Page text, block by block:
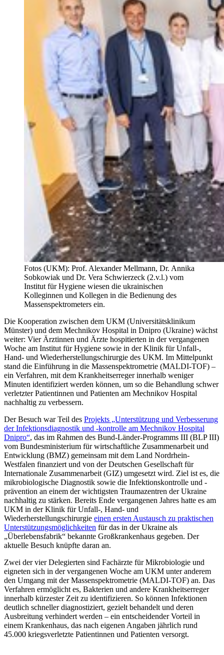
Fotos (UKM): Prof. Alexander Mellmann, Dr. Annika
Sobkowiak und Dr. Vera Schwierzeck (2.v.l.) vom
Institut für Hygiene wiesen die ukrainischen
Kolleginnen und Kollegen in die Bedienung des
Massenspektrometers ein.
Die Kooperation zwischen dem UKM (Universitätsklinikum
Münster) und dem Mechnikov Hospital in Dnipro (Ukraine) wächst
weiter: Vier Ärztinnen und Ärzte hospitierten in der vergangenen
Woche am Institut für Hygiene sowie in der Klinik für Unfall-,
Hand- und Wiederherstellungschirurgie des UKM. Im Mittelpunkt
stand die Einführung in die Massenspektrometrie (MALDI-TOF) –
ein Verfahren, mit dem Krankheitserreger innerhalb weniger
Minuten identifiziert werden können, um so die Behandlung schwer
verletzter Patientinnen und Patienten am Mechnikov Hospital
nachhaltig zu verbessern.
Der Besuch war Teil des Projekts „Unterstützung und Verbesserung
der Infektionsdiagnostik und -kontrolle am Mechnikov Hospital
Dnipro“, das im Rahmen des Bund-Länder-Programms III (BLP III)
vom Bundesministerium für wirtschaftliche Zusammenarbeit und
Entwicklung (BMZ) gemeinsam mit dem Land Nordrhein-
Westfalen finanziert und von der Deutschen Gesellschaft für
Internationale Zusammenarbeit (GIZ) umgesetzt wird. Ziel ist es, die
mikrobiologische Diagnostik sowie die Infektionskontrolle und -
prävention an einem der wichtigsten Traumazentren der Ukraine
nachhaltig zu stärken. Bereits Ende vergangenen Jahres hatte es am
UKM in der Klinik für Unfall-, Hand- und
Wiederherstellungschirurgie einen ersten Austausch zu praktischen
Unterstützungsmöglichkeiten für das in der Ukraine als
„Überlebensfabrik“ bekannte Großkrankenhaus gegeben. Der
aktuelle Besuch knüpfte daran an.
Zwei der vier Delegierten sind Fachärzte für Mikrobiologie und
eigneten sich in der vergangenen Woche am UKM unter anderem
den Umgang mit der Massenspektrometrie (MALDI-TOF) an. Das
Verfahren ermöglicht es, Bakterien und andere Krankheitserreger
innerhalb kürzester Zeit zu identifizieren. So können Infektionen
deutlich schneller diagnostiziert, gezielt behandelt und deren
Ausbreitung verhindert werden – ein entscheidender Vorteil in
einem Krankenhaus, das nach eigenen Angaben jährlich rund
45.000 kriegsverletzte Patientinnen und Patienten versorgt.